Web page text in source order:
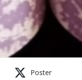
Poster